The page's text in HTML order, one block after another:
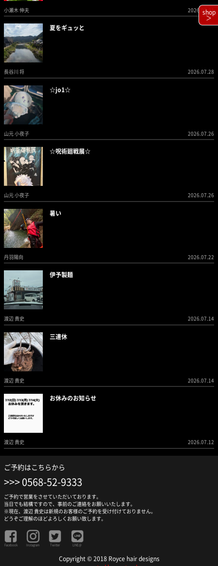
小瀬木 伸夫 2026.07.31
夏をギュッと
長谷川 将 2026.07.28
☆jo1☆
山元 小夜子 2026.07.26
☆呪術廻戦展☆
山元 小夜子 2026.07.26
暑い
丹羽陽向 2026.07.22
伊予製麺
渡辺 貴史 2026.07.14
三連休
渡辺 貴史 2026.07.14
お休みのお知らせ
渡辺 貴史 2026.07.12
ご予約はこちらから
0568-52-9333
ご予約で営業をさせていただいております。
当日でも結構ですので、事前のご連絡をお願いいたします。
※現在、渡辺 貴史は新規のお客様のご予約を受け付けておりません。
どうぞご理解のほどよろしくお願い致します。
Facebook Instagram Twitter LINE@
Copyright © 2018 Royce hair designs
shop
＞